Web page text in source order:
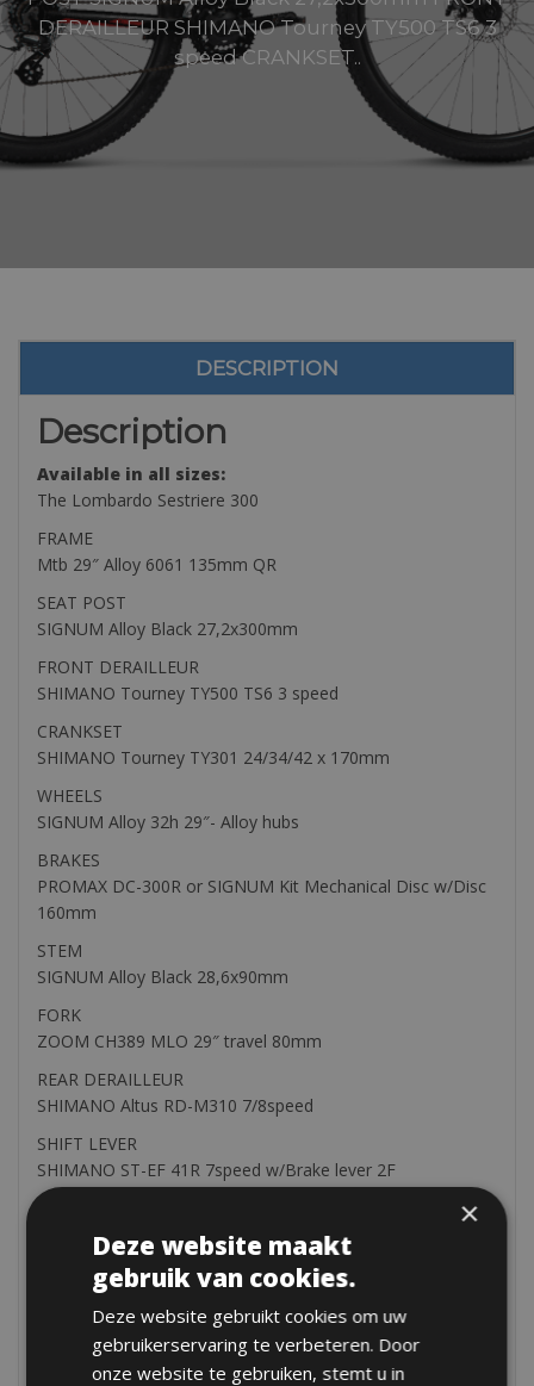
DERAILLEUR SHIMANO Tourney TY500 TS6 3
speed CRANKSET..
DESCRIPTION
Description
Available in all sizes:
The Lombardo Sestriere 300
FRAME
Mtb 29″ Alloy 6061 135mm QR
SEAT POST
SIGNUM Alloy Black 27,2x300mm
FRONT DERAILLEUR
SHIMANO Tourney TY500 TS6 3 speed
CRANKSET
SHIMANO Tourney TY301 24/34/42 x 170mm
WHEELS
SIGNUM Alloy 32h 29″- Alloy hubs
BRAKES
PROMAX DC-300R or SIGNUM Kit Mechanical Disc w/Disc
160mm
STEM
SIGNUM Alloy Black 28,6x90mm
FORK
ZOOM CH389 MLO 29″ travel 80mm
REAR DERAILLEUR
SHIMANO Altus RD-M310 7/8speed
SHIFT LEVER
SHIMANO ST-EF 41R 7speed w/Brake lever 2F
SHIMANO HG20 12-32 7 speed
CST Black 29″ x 2,25
HANDLEBAR
SIGNUM Alloy Black 680mm rise 16mm
×
Deze website maakt
gebruik van cookies.
Deze website gebruikt cookies om uw
gebruikerservaring te verbeteren. Door
onze website te gebruiken, stemt u in